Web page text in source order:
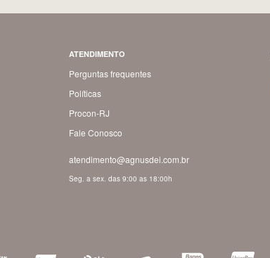
ATENDIMENTO
Perguntas frequentes
Políticas
Procon-RJ
Fale Conosco
atendimento@agnusdei.com.br
Seg. a sex. das 9:00 as 18:00h